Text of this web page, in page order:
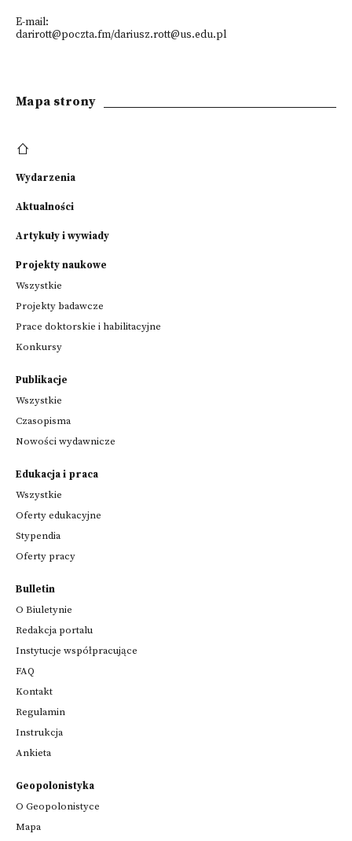
E-mail:
darirott@poczta.fm/dariusz.rott@us.edu.pl
Mapa strony
Wydarzenia
Aktualności
Artykuły i wywiady
Projekty naukowe
Wszystkie
Projekty badawcze
Prace doktorskie i habilitacyjne
Konkursy
Publikacje
Wszystkie
Czasopisma
Nowości wydawnicze
Edukacja i praca
Wszystkie
Oferty edukacyjne
Stypendia
Oferty pracy
Bulletin
O Biuletynie
Redakcja portalu
Instytucje współpracujące
FAQ
Kontakt
Regulamin
Instrukcja
Ankieta
Geopolonistyka
O Geopolonistyce
Mapa